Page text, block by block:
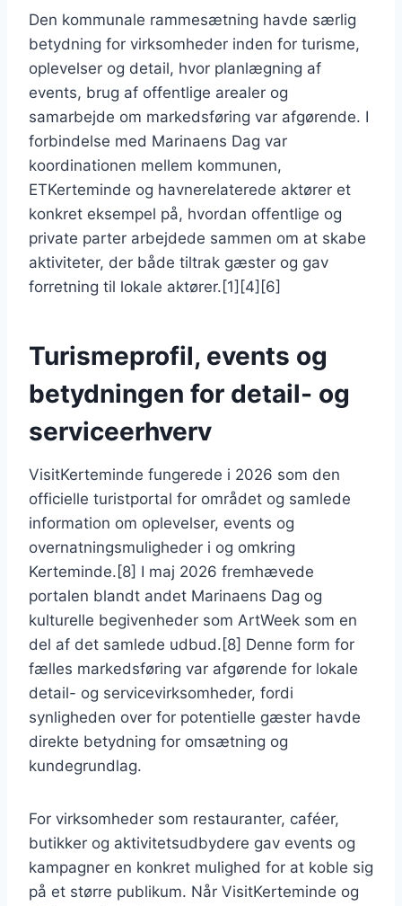
Den kommunale rammesætning havde særlig
betydning for virksomheder inden for turisme,
oplevelser og detail, hvor planlægning af
events, brug af offentlige arealer og
samarbejde om markedsføring var afgørende. I
forbindelse med Marinaens Dag var
koordinationen mellem kommunen,
ETKerteminde og havnerelaterede aktører et
konkret eksempel på, hvordan offentlige og
private parter arbejdede sammen om at skabe
aktiviteter, der både tiltrak gæster og gav
forretning til lokale aktører.[1][4][6]
Turismeprofil, events og
betydningen for detail- og
serviceerhverv
VisitKerteminde fungerede i 2026 som den
officielle turistportal for området og samlede
information om oplevelser, events og
overnatningsmuligheder i og omkring
Kerteminde.[8] I maj 2026 fremhævede
portalen blandt andet Marinaens Dag og
kulturelle begivenheder som ArtWeek som en
del af det samlede udbud.[8] Denne form for
fælles markedsføring var afgørende for lokale
detail- og servicevirksomheder, fordi
synligheden over for potentielle gæster havde
direkte betydning for omsætning og
kundegrundlag.
For virksomheder som restauranter, caféer,
butikker og aktivitetsudbydere gav events og
kampagner en konkret mulighed for at koble sig
på et større publikum. Når VisitKerteminde og